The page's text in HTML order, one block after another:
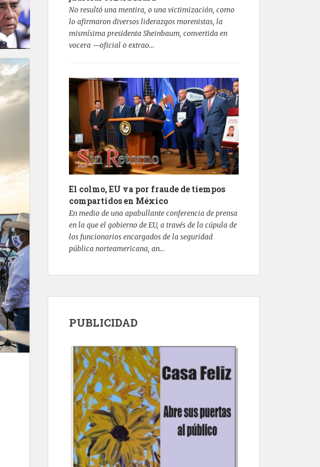
No resultó una mentira, o una victimización, como
lo afirmaron diversos liderazgos morenistas, la
mismísima presidenta Sheinbaum, convertida en
vocera —oficial o extrao...
El colmo, EU va por fraude de tiempos
compartidos en México
En medio de una apabullante conferencia de prensa
en la que el gobierno de EU, a través de la cúpula de
los funcionarios encargados de la seguridad
pública norteamericana, an...
PUBLICIDAD